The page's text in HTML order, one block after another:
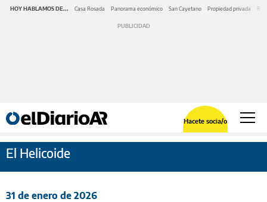
HOY HABLAMOS DE... Casa Rosada Panorama económico San Cayetano Propiedad privada
Hacete socia/o
El Helicoide
31 de enero de 2026